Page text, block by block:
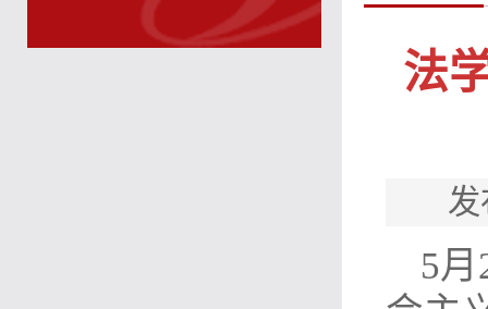
法
5